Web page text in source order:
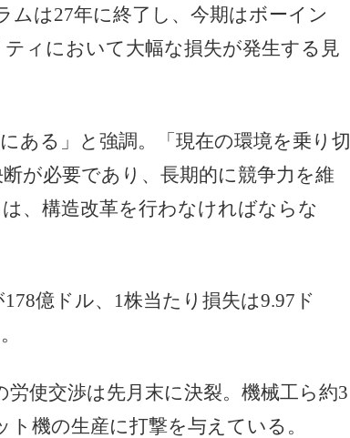
ムは27年に終了し、今期はボーイン
ィにおいて大幅な損失が発生する見
ある」と強調。「現在の環境を乗り切
が必要であり、長期的に競争力を維
、構造改革を行わなければならな
億ドル、1株当たり損失は9.97ド
労使交渉は先月末に決裂。機械工ら約3
機の生産に打撃を与えている。